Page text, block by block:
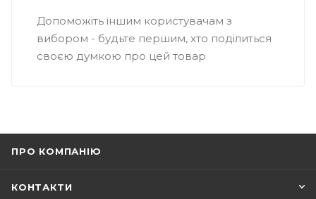
Допоможіть іншим користувачам з
вибором - будьте першим, хто поділиться
своєю думкою про цей товар
ПРО КОМПАНІЮ
КОНТАКТИ